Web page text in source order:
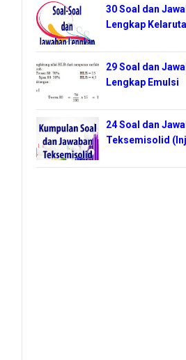
30 Soal dan
Lengkap
29 Soal dan
Lengkap Emulsi
24 Soal dan
Teksemisolid